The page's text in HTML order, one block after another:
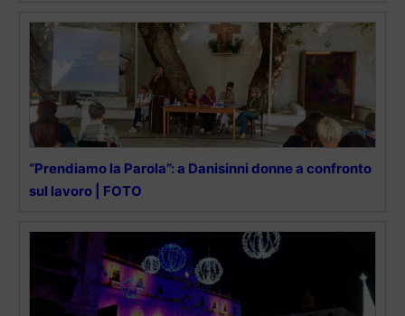
“Prendiamo la Parola”: a Danisinni donne a confronto
sul lavoro | FOTO